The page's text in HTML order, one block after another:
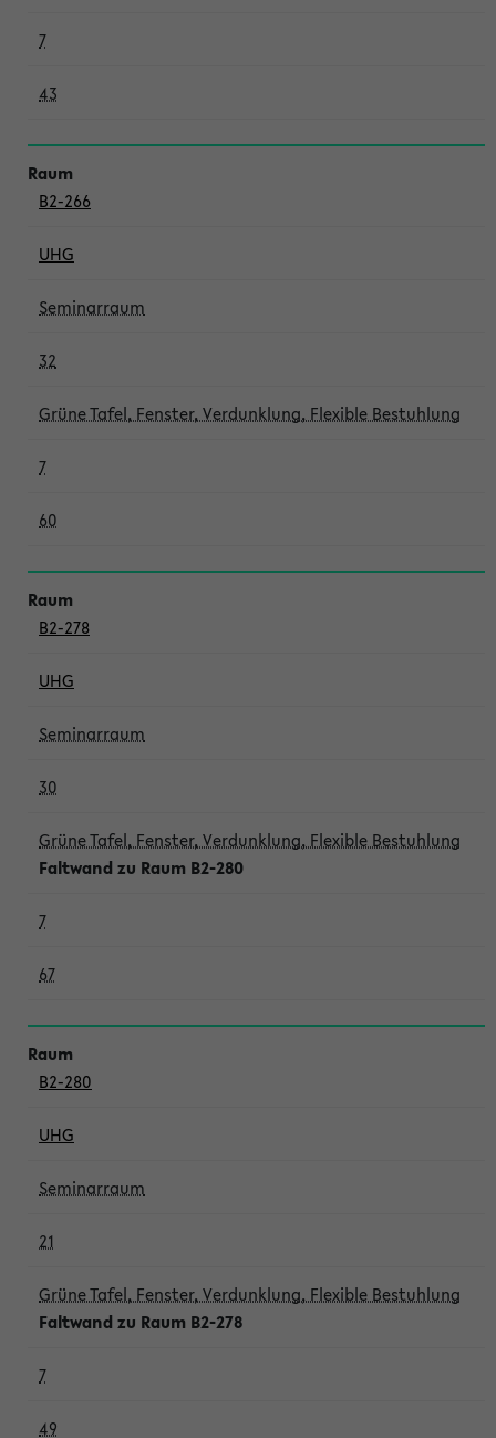
7
43
B2-266
UHG
Seminarraum
32
Grüne Tafel, Fenster, Verdunklung, Flexible Bestuhlung
7
60
B2-278
UHG
Seminarraum
30
Grüne Tafel, Fenster, Verdunklung, Flexible Bestuhlung
Faltwand zu Raum B2-280
7
67
B2-280
UHG
Seminarraum
21
Grüne Tafel, Fenster, Verdunklung, Flexible Bestuhlung
Faltwand zu Raum B2-278
7
49